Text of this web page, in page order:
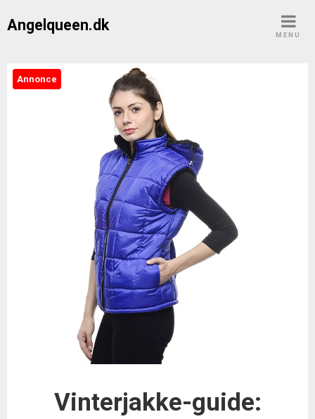
toAngelqueen.dk
MENU
Annonce
Vinterjakke-guide: